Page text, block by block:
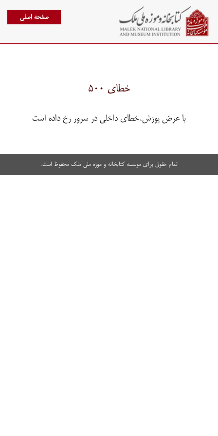
صفحه اصلی
خطای ۵۰۰
با عرض پوزش،خطای داخلی در سرور رخ داده است
تمام حقوق برای موسسه کتابخانه و موزه ملی ملک محفوظ است.